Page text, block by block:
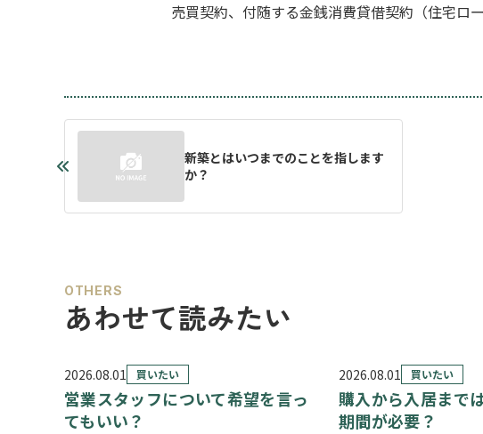
売買契約、付随する金銭消費貸借契約（住宅ロ
新築とはいつまでのことを指します
か？
OTHERS
あわせて読みたい
2026.08.01 買いたい
営業スタッフについて希望を言っ
てもいい？
2026.08.01 買いたい
購入から入居まで
期間が必要？